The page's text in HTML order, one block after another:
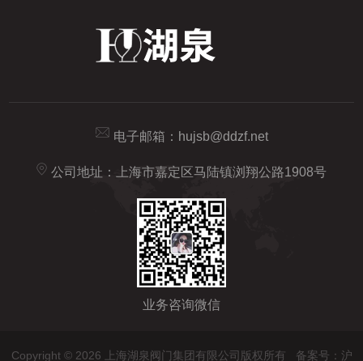
电子邮箱： hujsb@ddzf.net
公司地址：上海市嘉定区马陆镇浏翔公路1908号
业务咨询微信
Copyright © 2026 上海湖泉阀门集团有限公司版权所有 备案号：沪